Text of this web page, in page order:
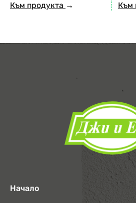
Към продукта → Към
Начало